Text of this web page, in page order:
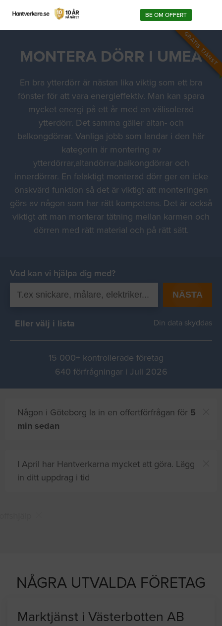
BE OM OFFERT
GRATIS TJÄNST
MONTERA DÖRR I UMEÅ
En bra ytterdörr är nästan lika viktig som ett bra
fönster för att vara energieffektiv. Man kan spara
mycket energi på ett år med en välisolerad
ytterdörr. Det samma gäller altan- och
balkongdörrar. Vanliga jobb som landar i den här
kategorin är montering av
ytterdörrar,altandörrar,balkongdörrar och
innerdörrar. En felaktigt monterad dörr ger en icke
önskvärd funktion så det är viktigt att monteringen
görs av någon som har rätt kompetens. Det är också
viktigt att man monterar tätning mellan karmen och
dörren med rätt material och på rätt sätt.
Vad kan vi hjälpa dig med?
NÄSTA
Eller välj i lista Din data skyddas
15 000+ kontrollerade företag
640 förfrågningar i Juli 2026
Någon i Göteborg la in en offertförfrågan för 5
min sedan
I April har Hantverkarna mycket att göra. Lägg
in ditt uppdrag i tid
NÅGRA UTVALDA FÖRETAG
Marktjänst i Västerbotten AB